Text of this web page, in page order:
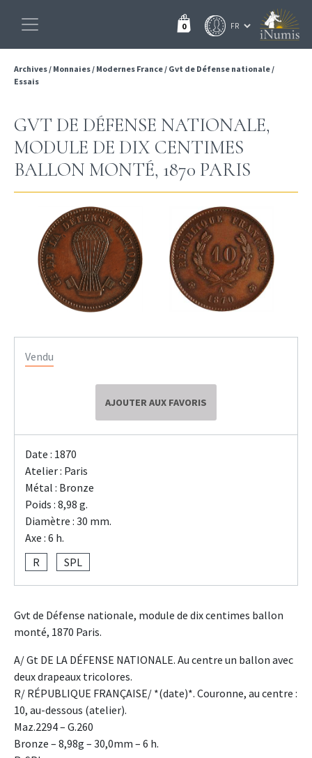
0
Archives/ Monnaies/ Modernes France/ Gvt de Défense nationale/
Essais
GVT DE DÉFENSE NATIONALE,
MODULE DE DIX CENTIMES
BALLON MONTÉ, 1870 PARIS
Vendu
AJOUTER AUX FAVORIS
Date : 1870
Atelier : Paris
Métal : Bronze
Poids : 8,98 g.
Diamètre : 30 mm.
Axe : 6 h.
R
SPL
Gvt de Défense nationale, module de dix centimes ballon
monté, 1870 Paris.
A/ Gt DE LA DÉFENSE NATIONALE. Au centre un ballon avec
deux drapeaux tricolores.
R/ RÉPUBLIQUE FRANÇAISE/ *(date)*. Couronne, au centre :
10, au-dessous (atelier).
Maz.2294 – G.260
Bronze – 8,98g – 30,0mm – 6 h.